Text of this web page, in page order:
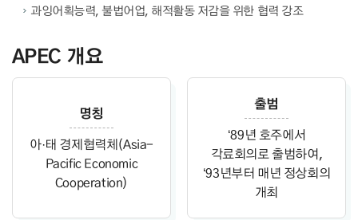
과잉어획능력, 불법어업, 해적활동 저감을 위한 협력 강조
APEC 개요
명칭
아·태 경제협력체(Asia-
Pacific Economic
Cooperation)
출범
‘89년 호주에서
각료회의로 출범하여,
‘93년부터 매년 정상회의
개최